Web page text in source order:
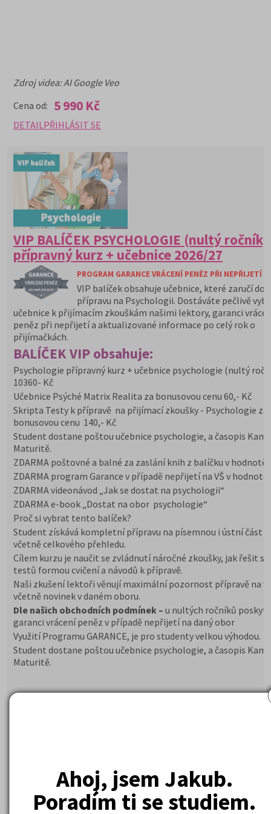
Ahoj, jsem Jakub.
Poradím ti se studiem.
Zdroj videa: AI Google Veo
Cena od: 5 990 Kč
DETAILPŘIHLÁSIT SE
VIP BALÍČEK PSYCHOLOGIE (nultý ročník)
přípravný kurz + učebnice 2026/27
PROGRAM GARANCE VRÁCENÍ PENĚZ PŘI NEPŘIJETÍ
VIP balíček obsahuje učebnice, které zaručí
přípravu na Psychologii. Dostáváte pečlivě
učebnice k přijímacím zkouškám našimi lektory, garanci
peněz při nepřijetí a aktualizované informace po celý rok o
přijímačkách.
BALÍČEK VIP obsahuje:
Psychologie přípravný kurz + učebnice psychologie (nultý
10360- Kč
Učebnice Psýché Matrix Realita za bonusovou cenu 60,- Kč
Skripta Testy k přípravě na přijímací zkoušky - Psychologie za
bonusovou cenu 140,- Kč
Student dostane poštou učebnice psychologie, a časopis Kam
Maturitě.
ZDARMA poštovné a balné za zaslání knih z balíčku v hodnotě
ZDARMA program Garance v případě nepřijetí na VŠ v hodnotě
ZDARMA videonávod „Jak se dostat na psychologii“
ZDARMA e-book „Dostat na obor psychologie“
Proč si vybrat tento balíček?
Student získává kompletní přípravu na písemnou i ústní část
včetně celkového přehledu.
Cílem kurzu je naučit se zvládnutí náročné zkoušky, jak řešit
testů formou cvičení a návodů k přípravě.
Naši zkušení lektoři věnují maximální pozornost přípravě na
včetně novinek v daném oboru.
Dle našich obchodních podmínek – u nultých ročníků
garanci vrácení peněz v případě nepřijetí na daný obor
Využití Programu GARANCE, je pro studenty velkou výhodou.
Student dostane poštou učebnice psychologie, a časopis Kam
Maturitě.
10 560 Kč
DETAILPŘIHLÁSIT SE